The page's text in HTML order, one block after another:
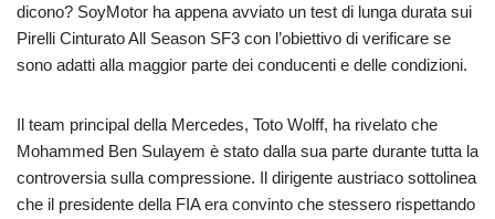
dicono? SoyMotor ha appena avviato un test di lunga durata sui
Pirelli Cinturato All Season SF3 con l’obiettivo di verificare se
sono adatti alla maggior parte dei conducenti e delle condizioni.
Il team principal della Mercedes, Toto Wolff, ha rivelato che
Mohammed Ben Sulayem è stato dalla sua parte durante tutta la
controversia sulla compressione. Il dirigente austriaco sottolinea
che il presidente della FIA era convinto che stessero rispettando